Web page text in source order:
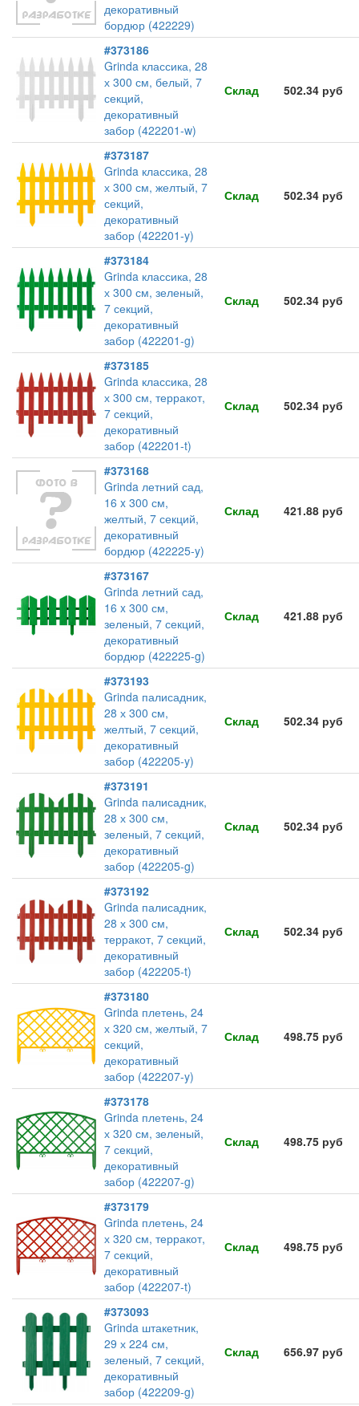
декоративный
бордюр (422229)
#373186
Grinda классика, 28
х 300 см, белый, 7
секций,
декоративный
забор (422201-w)
Склад 502.34 руб
#373187
Grinda классика, 28
х 300 см, желтый, 7
секций,
декоративный
забор (422201-y)
Склад 502.34 руб
#373184
Grinda классика, 28
х 300 см, зеленый,
7 секций,
декоративный
забор (422201-g)
Склад 502.34 руб
#373185
Grinda классика, 28
х 300 см, терракот,
7 секций,
декоративный
забор (422201-t)
Склад 502.34 руб
#373168
Grinda летний сад,
16 x 300 см,
желтый, 7 секций,
декоративный
бордюр (422225-y)
Склад 421.88 руб
#373167
Grinda летний сад,
16 x 300 см,
зеленый, 7 секций,
декоративный
бордюр (422225-g)
Склад 421.88 руб
#373193
Grinda палисадник,
28 х 300 см,
желтый, 7 секций,
декоративный
забор (422205-y)
Склад 502.34 руб
#373191
Grinda палисадник,
28 х 300 см,
зеленый, 7 секций,
декоративный
забор (422205-g)
Склад 502.34 руб
#373192
Grinda палисадник,
28 х 300 см,
терракот, 7 секций,
декоративный
забор (422205-t)
Склад 502.34 руб
#373180
Grinda плетень, 24
х 320 см, желтый, 7
секций,
декоративный
забор (422207-y)
Склад 498.75 руб
#373178
Grinda плетень, 24
х 320 см, зеленый,
7 секций,
декоративный
забор (422207-g)
Склад 498.75 руб
#373179
Grinda плетень, 24
х 320 см, терракот,
7 секций,
декоративный
забор (422207-t)
Склад 498.75 руб
#373093
Grinda штакетник,
29 х 224 см,
зеленый, 7 секций,
декоративный
забор (422209-g)
Склад 656.97 руб